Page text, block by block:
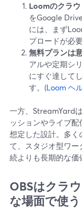
Loomのクラウ
をGoogle
には、まず
プロードが必
無料プランは
アルや定期シ
にすぐ達して
す。(Loom ヘ
一方、StreamYard
ッションやライブ
想定した設計。多
て、スタジオ型ワ
続よりも長期的な価
OBSはクラ
な場面で使う